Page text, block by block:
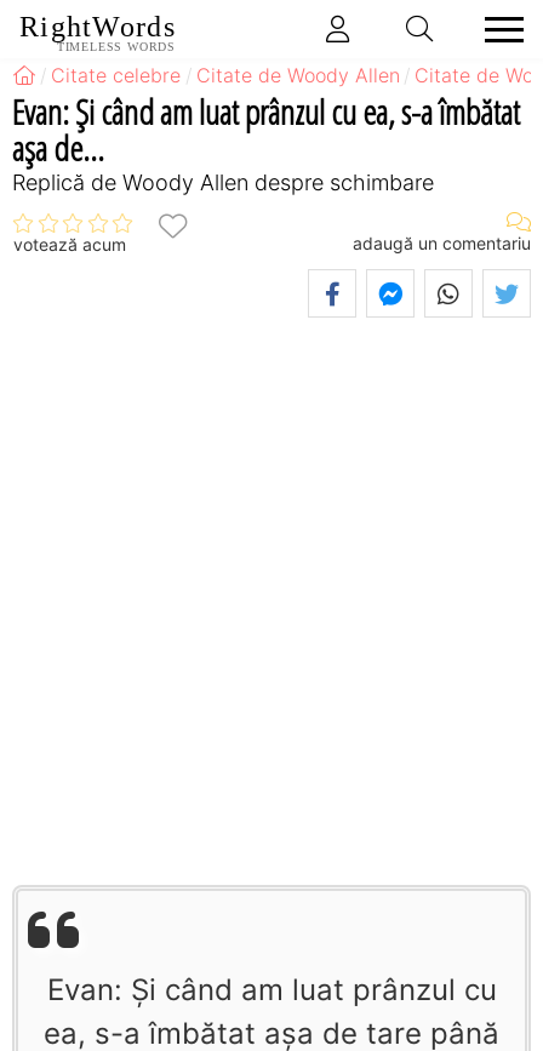
RightWords
TIMELESS WORDS
Citate celebre Citate de Woody Allen Citate de
Evan: Şi când am luat prânzul cu ea, s-a îmbătat
aşa de...
Replică de Woody Allen despre schimbare
votează acum adaugă un comentariu
Evan: Şi când am luat prânzul cu
ea, s-a îmbătat aşa de tare până